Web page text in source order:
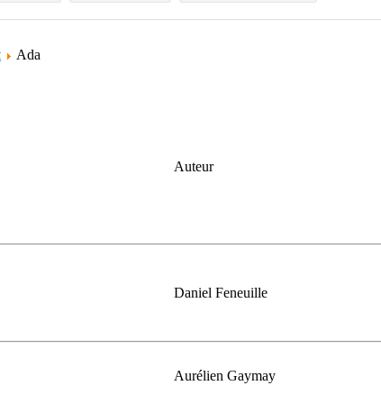
Ada
Auteur
Daniel Feneuille
Aurélien Gaymay